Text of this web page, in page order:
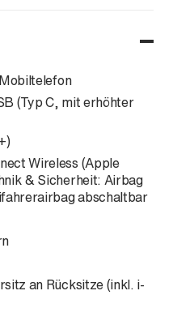
(Typ C, mit erhöhter
Wireless (Apple
& Sicherheit: Airbag
abschaltbar
an Rücksitze (inkl. i-